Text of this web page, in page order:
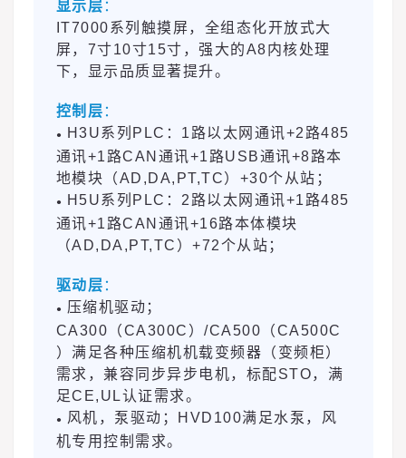
显示层 ：
IT7000系列触摸屏，全组态化开放式大
屏，7寸10寸15寸，强大的A8内核处理
下，显示品质显著提升。
控制层 ：
●
H3U系列PLC：1路以太网通讯+2路485
通讯+1路CAN通讯+1路USB通讯+8路本
地模块（AD,DA,PT,TC）+30个从站；
●
H5U系列PLC：2路以太网通讯+1路485
通讯+1路CAN通讯+16路本体模块
（AD,DA,PT,TC）+72个从站；
驱动层 ：
●
压缩机驱动；
CA300（CA300C）/CA500（CA500C
）满足各种压缩机机载变频器（变频柜）
需求，兼容同步异步电机，标配STO，满
足CE,UL认证需求。
●
风机，泵驱动；HVD100满足水泵，风
机专用控制需求。